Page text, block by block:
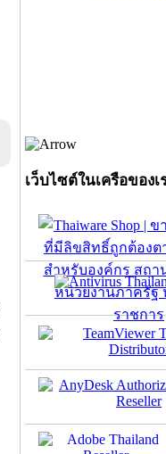
เว็บไซต์ในเครือของเ